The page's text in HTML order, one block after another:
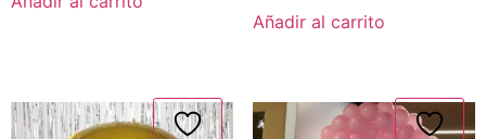
Añadir al carrito